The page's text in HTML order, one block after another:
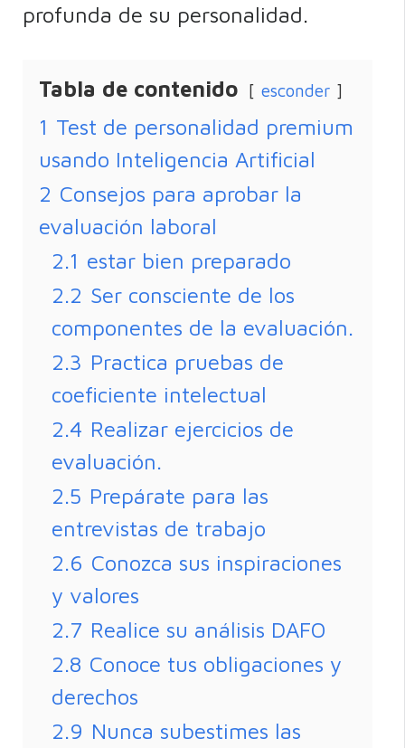
profunda de su personalidad.
Tabla de contenido esconder
1 Test de personalidad premium
usando Inteligencia Artificial
2 Consejos para aprobar la
evaluación laboral
2.1 estar bien preparado
2.2 Ser consciente de los
componentes de la evaluación.
2.3 Practica pruebas de
coeficiente intelectual
2.4 Realizar ejercicios de
evaluación.
2.5 Prepárate para las
entrevistas de trabajo
2.6 Conozca sus inspiraciones
y valores
2.7 Realice su análisis DAFO
2.8 Conoce tus obligaciones y
derechos
2.9 Nunca subestimes las